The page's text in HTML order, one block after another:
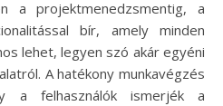
a projektmenedzsmentig, a
bír, amely minden
lehet, legyen szó akár egyéni
A hatékony munkavégzés
a felhasználók ismerjék a